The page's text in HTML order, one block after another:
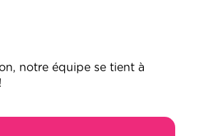
notre équipe se tient à